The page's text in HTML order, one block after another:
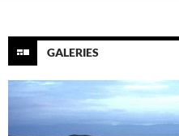
GALERIES